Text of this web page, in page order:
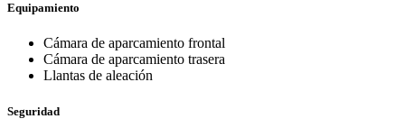
Equipamiento
Cámara de aparcamiento frontal
Cámara de aparcamiento trasera
Llantas de aleación
Seguridad